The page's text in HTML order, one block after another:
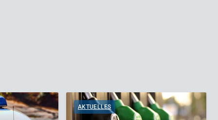
AKTUELLES